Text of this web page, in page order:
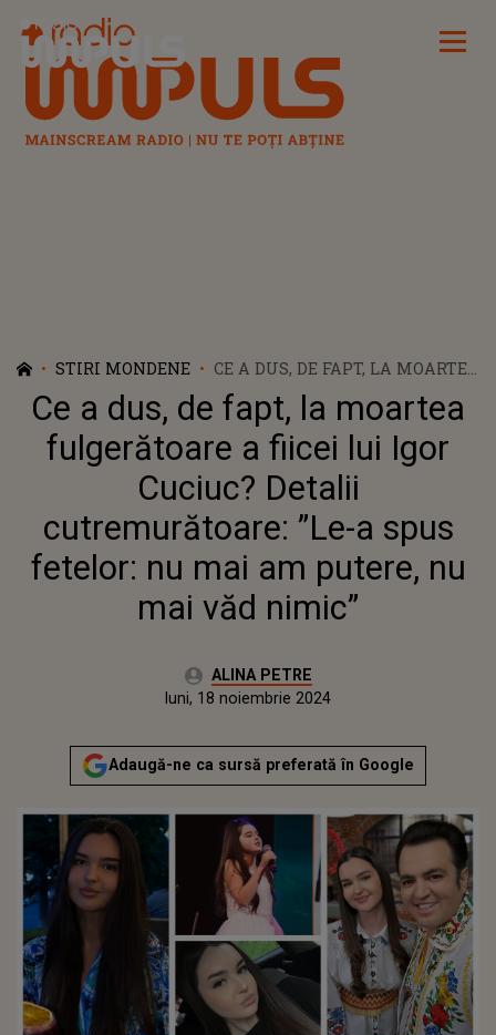
Radio Impuls
STIRI MONDENE
CE A DUS, DE FAPT, LA MOARTEA
FULGERĂTOARE A FIICEI LUI
IGOR CUCIUC? DETALII
CUTREMURĂTOARE: ”LE-A SPUS
FETELOR: NU MAI AM PUTERE,
NU MAI VĂD NIMIC”
Ce a dus, de fapt, la moartea
fulgerătoare a fiicei lui Igor
Cuciuc? Detalii
cutremurătoare: ”Le-a spus
fetelor: nu mai am putere, nu
mai văd nimic”
Autor:ALINA PETRE
luni, 18 noiembrie 2024Actualizat:
luni, 18 noiembrie 2024
Adaugă-ne ca sursă preferată în Google